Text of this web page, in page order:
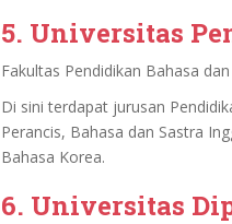
5. Universitas
Fakultas Pendidikan Bahasa
Di sini terdapat jurusan
Perancis, Bahasa dan Sastra
Bahasa Korea.
6. Universitas